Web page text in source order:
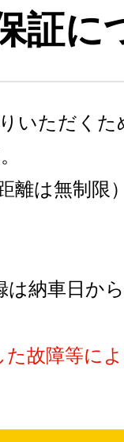
証に
いただく
離は無制限
は納車日か
故障等に